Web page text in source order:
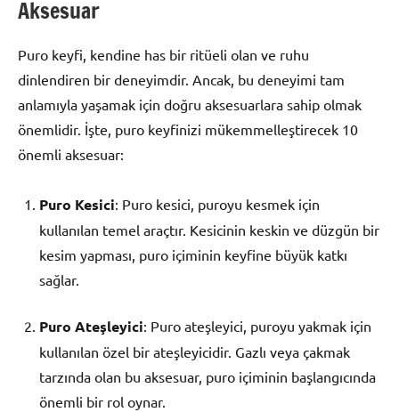
Aksesuar
Puro keyfi, kendine has bir ritüeli olan ve ruhu
dinlendiren bir deneyimdir. Ancak, bu deneyimi tam
anlamıyla yaşamak için doğru aksesuarlara sahip olmak
önemlidir. İşte, puro keyfinizi mükemmelleştirecek 10
önemli aksesuar:
Puro Kesici: Puro kesici, puroyu kesmek için
kullanılan temel araçtır. Kesicinin keskin ve düzgün bir
kesim yapması, puro içiminin keyfine büyük katkı
sağlar.
Puro Ateşleyici: Puro ateşleyici, puroyu yakmak için
kullanılan özel bir ateşleyicidir. Gazlı veya çakmak
tarzında olan bu aksesuar, puro içiminin başlangıcında
önemli bir rol oynar.